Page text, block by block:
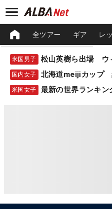
全ツアー ギア レ
米国男子 松山英樹ら出場 ウ
国内女子 北海道meijiカップ
米国女子 最新の世界ランキン